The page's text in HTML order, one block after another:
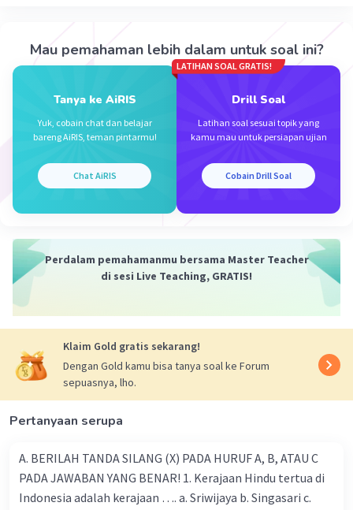
Mau pemahaman lebih dalam untuk soal ini?
Tanya ke AiRIS
Yuk, cobain chat dan belajar
bareng AiRIS, teman pintarmu!
Chat AiRIS
LATIHAN SOAL GRATIS!
Drill Soal
Latihan soal sesuai topik yang
kamu mau untuk persiapan ujian
Cobain Drill Soal
Perdalam pemahamanmu bersama Master Teacher
di sesi Live Teaching, GRATIS!
Klaim Gold gratis sekarang!
Dengan Gold kamu bisa tanya soal ke Forum
sepuasnya, lho.
Pertanyaan serupa
A. BERILAH TANDA SILANG (X) PADA HURUF A, B, ATAU C
PADA JAWABAN YANG BENAR! 1. Kerajaan Hindu tertua di
Indonesia adalah kerajaan …. a. Sriwijaya b. Singasari c.